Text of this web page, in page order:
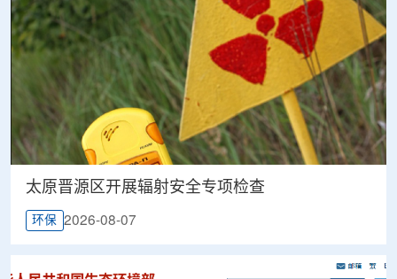
太原晋源区开展辐射安全专项检查
环保 2026-08-07